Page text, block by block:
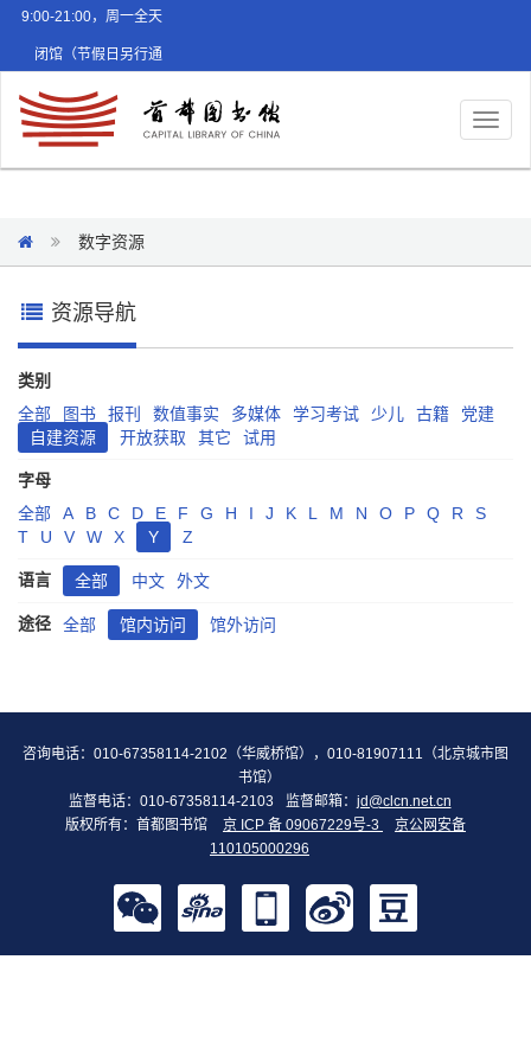
9:00-21:00，周一全天
闭馆（节假日另行通
数字资源
资源导航
类别
全部
图书 报刊 数值事实 多媒体 学习考试 少儿 古籍
党建
自建资源
开放获取 其它 试用
字母
全部
A B C D E F G H I J K L M N O P Q R
S
T
U V W X Y Z
语言 全部 中文 外文
途径 全部 馆内访问 馆外访问
咨询电话：010-67358114-2102（华威桥馆），010-81907111（北京城市图
书馆）
监督电话：010-67358114-2103
监督邮箱： jd@clcn.net.cn
版权所有：首都图书馆
京 ICP 备 09067229号-3
京公网安备
110105000296